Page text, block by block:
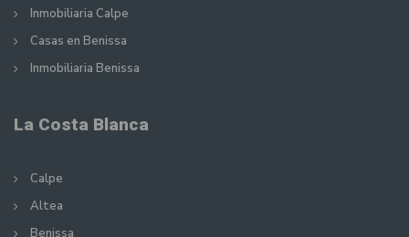
Inmobiliaria Calpe
Casas en Benissa
Inmobiliaria Benissa
La Costa Blanca
Calpe
Altea
Benissa